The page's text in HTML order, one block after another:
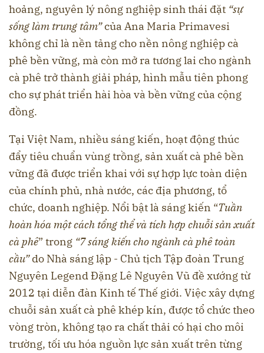
hoảng, nguyên lý nông nghiệp sinh thái đặt “sự
sống làm trung tâm”của Ana Maria Primavesi
không chỉ là nền tảng cho nền nông nghiệp cà
phê bền vững, mà còn mở ra tương lai cho ngành
cà phê trở thành giải pháp, hình mẫu tiên phong
cho sự phát triển hài hòa và bền vững của cộng
đồng.
Tại Việt Nam, nhiều sáng kiến, hoạt động thúc
đẩy tiêu chuẩn vùng trồng, sản xuất cà phê bền
vững đã được triển khai với sự hợp lực toàn diện
của chính phủ, nhà nước, các địa phương, tổ
chức, doanh nghiệp. Nổi bật là sáng kiến “Tuần
hoàn hóa một cách tổng thể và tích hợp chuỗi sản xuất
cà phê” trong “7 sáng kiến cho ngành cà phê toàn
cầu”do Nhà sáng lập - Chủ tịch Tập đoàn Trung
Nguyên Legend Đặng Lê Nguyên Vũ đề xướng từ
2012 tại diễn đàn Kinh tế Thế giới. Việc xây dựng
chuỗi sản xuất cà phê khép kín, được tổ chức theo
vòng tròn, không tạo ra chất thải có hại cho môi
trường, tối ưu hóa nguồn lực sản xuất trên từng